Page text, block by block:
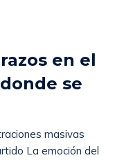
en el
se
masivas
La emoción del